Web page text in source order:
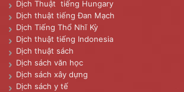
Dịch Thuật tiếng Hungary
Dịch thuật tiếng Đan Mạch
Dịch Tiếng Thổ Nhĩ Kỳ
Dịch thuật tiếng Indonesia
Dịch thuật sách
Dịch sách văn học
Dịch sách xây dựng
Dịch sách y tế